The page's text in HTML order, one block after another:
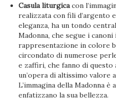
Casula liturgicacon
realizzata con fili d’argento
eleganza, ha un tondo
Madonna, che segue i
rappresentazione in colore
circondato di numerose
e zaffiri, che fanno di
un’opera di altissimo valore
L’immagina della Madonna
enfatizzano la sua bellezza.